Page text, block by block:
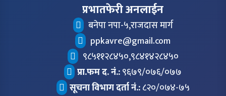
प्रभातफेरी अनलाईन
बनेपा नपा-५,राजदास मार्ग
ppkavre@gmail.com
९८५११२८४५०,९८४१४२८४५०
प्रा.फम द. नं.:९६७९/०७६/०७७
सूचना विभाग दर्ता नं.:८२०/०७४-७५